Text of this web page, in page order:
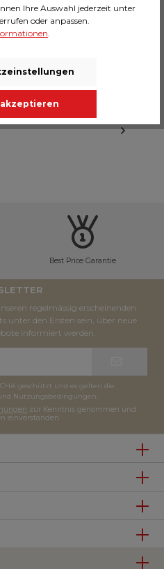
Best Price Garantie
regelmässig erscheinenden
unter den Ersten sein, über neue
informiert werden.
geschützt und es gelten die
Nutzungsbedingungen
zur Kenntnis genommen und
einverstanden.
Ihre Auswahl jederzeit unter
oder anpassen.
.
akzeptieren